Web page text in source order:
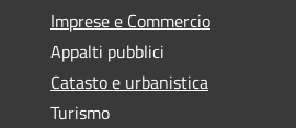
Imprese e Commercio
Appalti pubblici
Catasto e urbanistica
Turismo